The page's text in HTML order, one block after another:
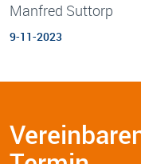
Manfred Suttorp
9-11-2023